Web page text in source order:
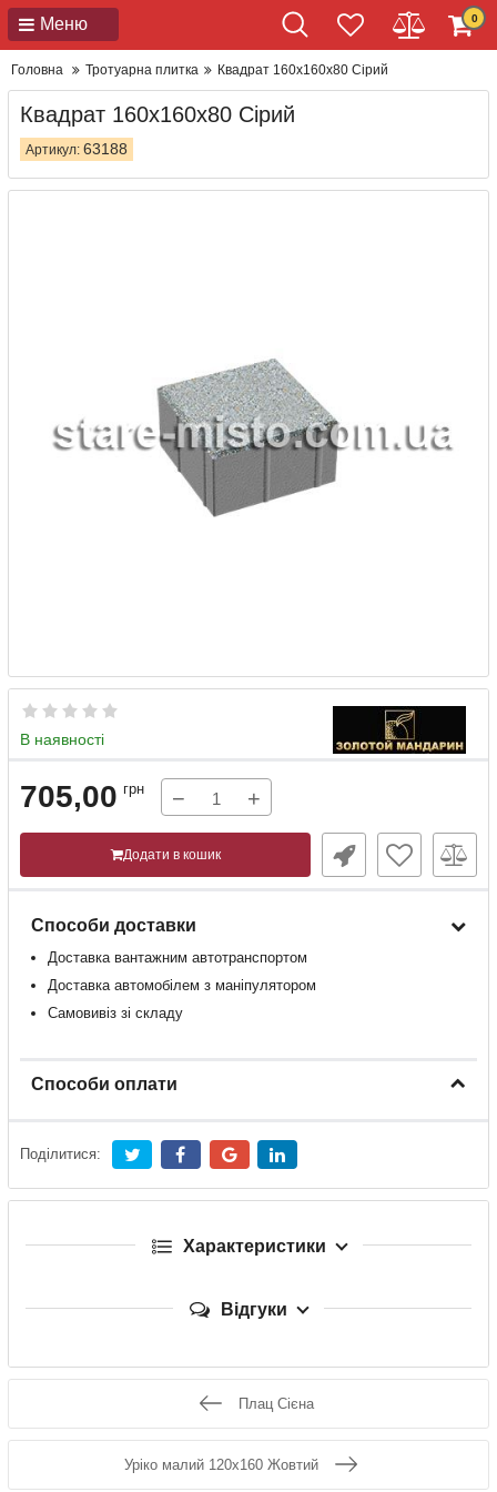
Меню 0
Головна Тротуарна плитка Квадрат 160x160x80 Сірий
Квадрат 160x160x80 Сірий
Артикул: 63188
В наявності
705,00 грн − +
Додати в кошик
Способи доставки
Доставка вантажним автотранспортом
Доставка автомобілем з маніпулятором
Самовивіз зі складу
Способи оплати
Поділитися:
Характеристики
Відгуки
Плац Сієна
Уріко малий 120x160 Жовтий